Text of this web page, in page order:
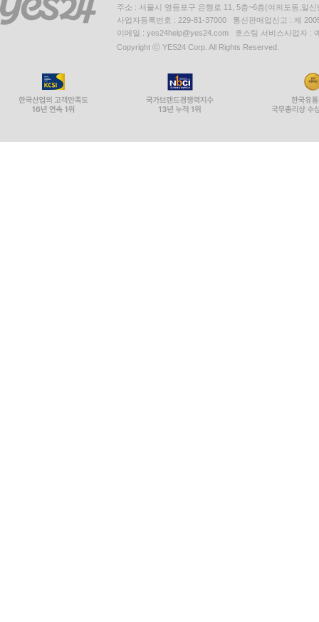
주소 : 서울시 영등포구 은행로 11, 5층~6층(여의도동,일신
사업자등록번호 : 229-81-37000 통신판매업신고 : 제
이메일 : yes24help@yes24.com 호스팅 서비스사업자 :
Copyright ⓒ YES24 Corp. All Rights Reserved.